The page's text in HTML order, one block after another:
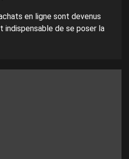
en ligne sont devenus
indispensable de se poser la